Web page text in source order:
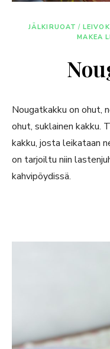
JÄLKIRUOAT /
MAKEA
Nougatkakku on
ohut, suklainen kakku.
kakku, josta leikataan
on tarjoiltu niin
kahvipöydissä.